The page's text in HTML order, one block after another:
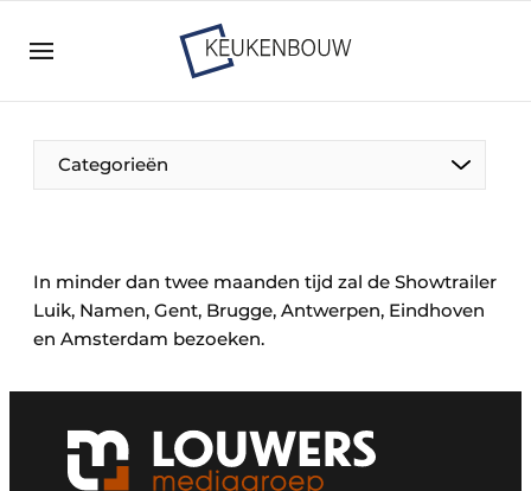
Bedrijven
Bedrijven
Direct contact
Evenement aanmelden
Nieuwsbrief
Categorieën
In minder dan twee maanden tijd zal de Showtrailer
Luik, Namen, Gent, Brugge, Antwerpen, Eindhoven
en Amsterdam bezoeken.